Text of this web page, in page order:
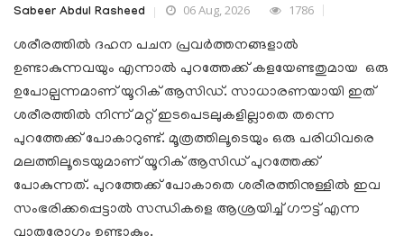
Sabeer Abdul Rasheed 06 Aug, 2026 1786
ശരീരത്തിൽ ദഹന പചന പ്രവർത്തനങ്ങളാൽ
ഉണ്ടാകുന്നവയും എന്നാൽ പുറത്തേക്ക് കളയേണ്ടതുമായ ഒരു
ഉപോല്പന്നമാണ് യൂറിക് ആസിഡ്. സാധാരണയായി ഇത്
ശരീരത്തിൽ നിന്ന് മറ്റ് ഇടപെടലുകളില്ലാതെ തന്നെ
പുറത്തേക്ക് പോകാറുണ്ട്. മൂത്രത്തിലൂടെയും ഒരു പരിധിവരെ
മലത്തിലൂടെയുമാണ് യൂറിക് ആസിഡ് പുറത്തേക്ക്
പോകുന്നത്. പുറത്തേക്ക് പോകാതെ ശരീരത്തിനുള്ളിൽ ഇവ
സംഭരിക്കപ്പെട്ടാൽ സന്ധികളെ ആശ്രയിച്ച് ഗൗട്ട് എന്ന